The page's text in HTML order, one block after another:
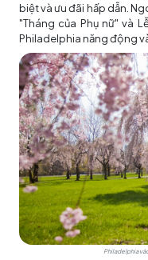
biệt và ưu đãi hấp dẫn.
"Tháng của Phụ nữ" và
Philadelphia năng động
Philadelphia